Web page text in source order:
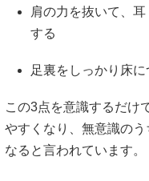
肩の力を抜いて、
する
足裏をしっかり床
この3点を意識するだけ
やすくなり、無意識の
なると言われています。